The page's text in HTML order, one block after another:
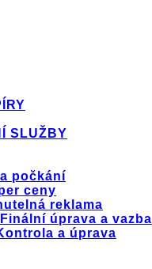
SLUŽBY
počkání
ceny
reklama
úprava a vazba
a úprava